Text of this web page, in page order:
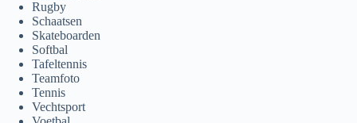
Rugby
Schaatsen
Skateboarden
Softbal
Tafeltennis
Teamfoto
Tennis
Vechtsport